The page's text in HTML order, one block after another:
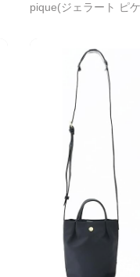
pique(ジェラート ピ